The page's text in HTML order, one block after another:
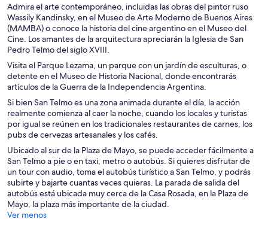
Admira el arte contemporáneo, incluidas las obras del pintor ruso
Wassily Kandinsky, en el Museo de Arte Moderno de Buenos Aires
(MAMBA) o conoce la historia del cine argentino en el Museo del
Cine. Los amantes de la arquitectura apreciarán la Iglesia de San
Pedro Telmo del siglo XVIII.
Visita el Parque Lezama, un parque con un jardín de esculturas, o
detente en el Museo de Historia Nacional, donde encontrarás
artículos de la Guerra de la Independencia Argentina.
Si bien San Telmo es una zona animada durante el día, la acción
realmente comienza al caer la noche, cuando los locales y turistas
por igual se reúnen en los tradicionales restaurantes de carnes, los
pubs de cervezas artesanales y los cafés.
Ubicado al sur de la Plaza de Mayo, se puede acceder fácilmente a
San Telmo a pie o en taxi, metro o autobús. Si quieres disfrutar de
un tour con audio, toma el autobús turístico a San Telmo, y podrás
subirte y bajarte cuantas veces quieras. La parada de salida del
autobús está ubicada muy cerca de la Casa Rosada, en la Plaza de
Mayo, la plaza más importante de la ciudad.
Ver menos